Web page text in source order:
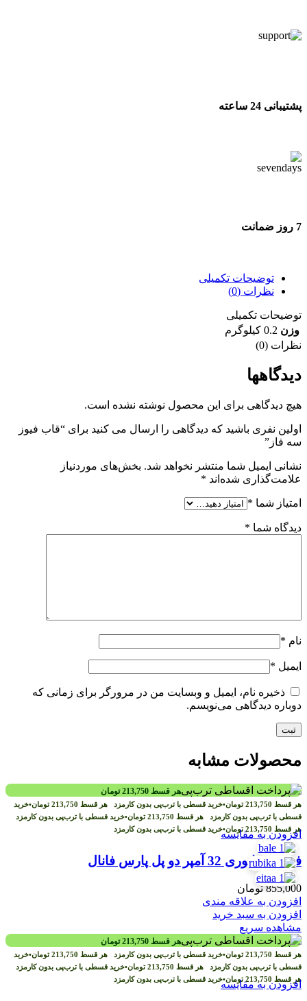
پشتیبانی 24 ساعته
7 روز ضمانت
توضیحات تکمیلی
نظرات (0)
توضیحات تکمیلی
وزن 0.2 کیلوگرم
نظرات (0)
دیدگاهها
هیچ دیدگاهی برای این محصول نوشته نشده است.
اولین نفری باشید که دیدگاهی را ارسال می کنید برای “قاب فیوز
سه فاز”
نشانی ایمیل شما منتشر نخواهد شد. بخش‌های موردنیاز
علامت‌گذاری شده‌اند *
امتیاز شما *
دیدگاه شما *
نام *
ایمیل *
ذخیره نام، ایمیل و وبسایت من در مرورگر برای زمانی که
دوباره دیدگاهی می‌نویسم.
محصولات مشابه
هر قسط 213,750 تومان
هر قسط 213,750 تومان•خرید قسطی با ترب‌پی بدون کارمزد هر قسط 213,750 تومان•خرید
قسطی با ترب‌پی بدون کارمزد هر قسط 213,750 تومان•خرید قسطی با ترب‌پی بدون کارمزد
هر قسط 213,750 تومان•خرید قسطی با ترب‌پی بدون کارمزدافزودن به مقایسه
فیوز مینیاتوری 32 آمپر دو پل پارس فانال
855,000 تومان
افزودن به علاقه مندی
افزودن به سبد خرید
مشاهده سریع
هر قسط 213,750 تومان
هر قسط 213,750 تومان•خرید قسطی با ترب‌پی بدون کارمزد هر قسط 213,750 تومان•خرید
قسطی با ترب‌پی بدون کارمزد هر قسط 213,750 تومان•خرید قسطی با ترب‌پی بدون کارمزد
هر قسط 213,750 تومان•خرید قسطی با ترب‌پی بدون کارمزدافزودن به مقایسه